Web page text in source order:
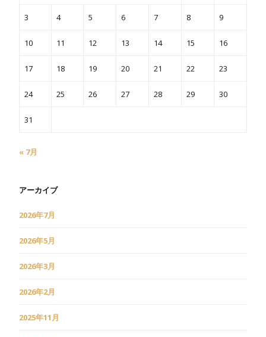
3 4 5 6 7 8 9
10 11 12 13 14 15 16
17 18 19 20 21 22 23
24 25 26 27 28 29 30
31
« 7月
アーカイブ
2026年7月
2026年5月
2026年3月
2026年2月
2025年11月